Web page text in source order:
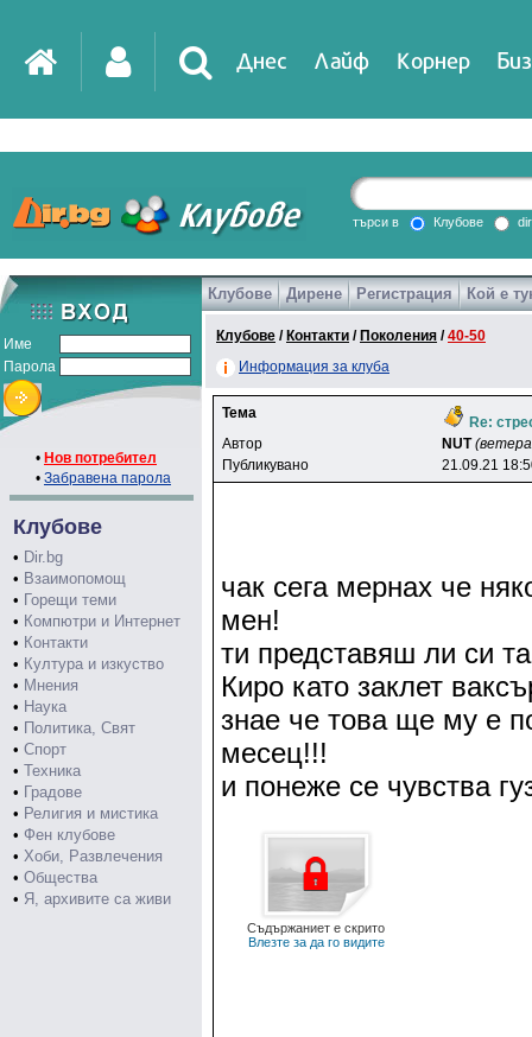
Днес Лайф Корнер
DirTV Impressio
Games
търси в Клубове
Име
Парола
• Нов потребител
• Забравена парола
Клубове
• Dir.bg
• Взаимопомощ
• Горещи теми
• Компютри и Интернет
• Контакти
• Култура и изкуство
• Мнения
• Наука
• Политика, Свят
• Спорт
• Техника
• Градове
• Религия и мистика
• Фен клубове
• Хоби, Развлечения
• Общества
• Я, архивите са живи
Клубове Дирене Регистрация Кой е
Клубове / Контакти / Поколения /40-50
Информация за клуба
Тема
Re:
Автор
NUT
Публикувано
21.09.21
чак сега мернах че
мен!
ти представяш ли си
Киро като заклет
знае че това ще му е
месец!!!
и понеже се чувства
Съдържаниет е скрито
Влезте за да го видите